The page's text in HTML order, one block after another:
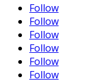
Follow
Follow
Follow
Follow
Follow
Follow